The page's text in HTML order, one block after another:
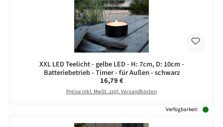
XXL LED Teelicht - gelbe LED - H: 7cm, D: 10cm -
Batteriebetrieb - Timer - für Außen - schwarz
Regulärer Preis:
16,79 €
Preise inkl. MwSt. zzgl. Versandkosten
Verfügbarkeit: